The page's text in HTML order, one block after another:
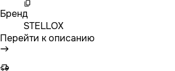
Бренд
STELLOX
Перейти к описанию